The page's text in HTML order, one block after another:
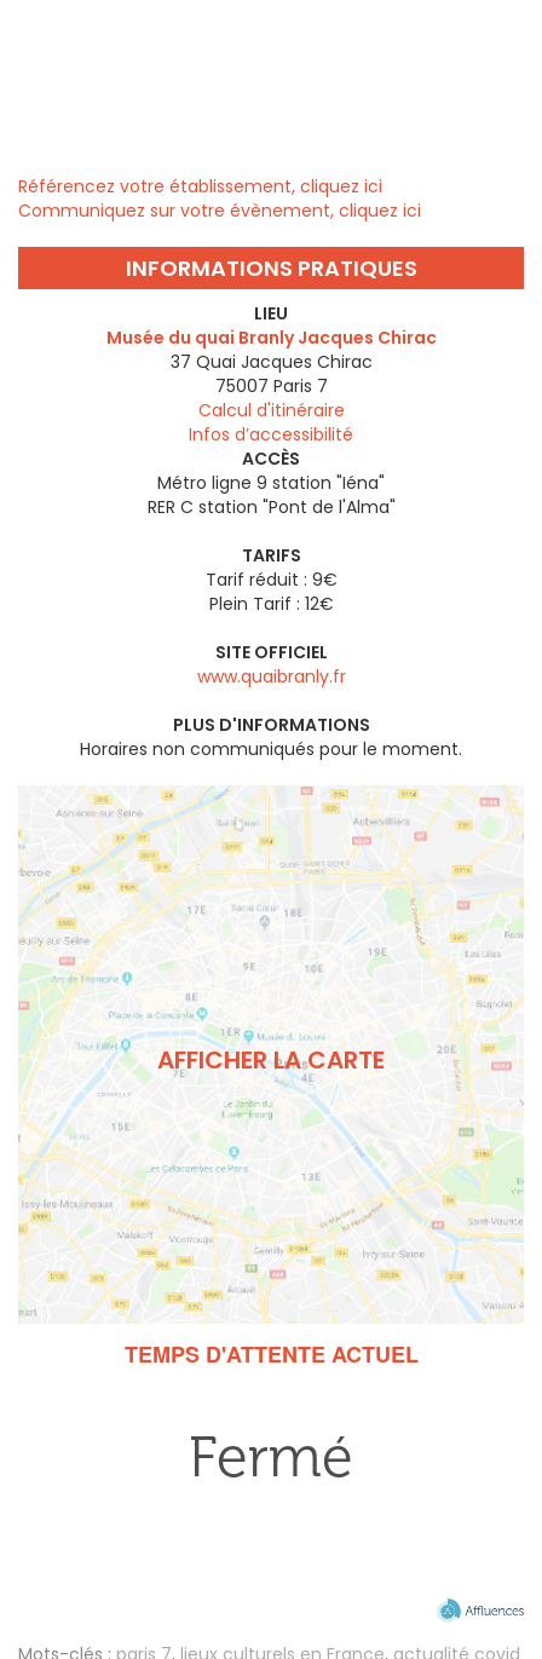
Référencez votre établissement, cliquez ici
Communiquez sur votre évènement, cliquez ici
INFORMATIONS PRATIQUES
LIEU
Musée du quai Branly Jacques Chirac
37 Quai Jacques Chirac
75007 Paris 7
Calcul d'itinéraire
Infos d’accessibilité
ACCÈS
Métro ligne 9 station "Iéna"
RER C station "Pont de l'Alma"
TARIFS
Tarif réduit : 9€
Plein Tarif : 12€
SITE OFFICIEL
www.quaibranly.fr
PLUS D'INFORMATIONS
Horaires non communiqués pour le moment.
AFFICHER LA CARTE
TEMPS D'ATTENTE ACTUEL